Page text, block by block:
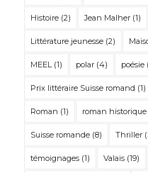
Histoire(2) Jean Malher(1)
Littérature jeunesse(2)
MEEL (1) polar(4) poésie
Prix littéraire Suisse romand (1)
Roman (1) roman historique
Suisse romande(8) Thriller
témoignages(1) Valais(19)